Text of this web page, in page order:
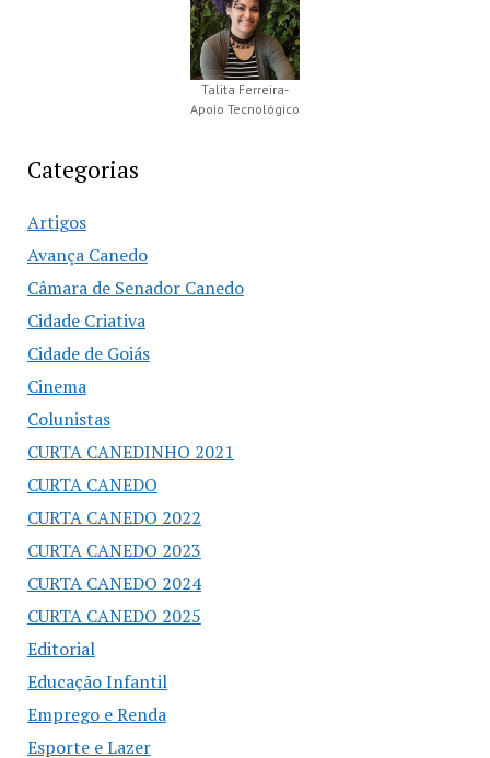
Talita Ferreira-
Apoio Tecnológico
Categorias
Artigos
Avança Canedo
Câmara de Senador Canedo
Cidade Criativa
Cidade de Goiás
Cinema
Colunistas
CURTA CANEDINHO 2021
CURTA CANEDO
CURTA CANEDO 2022
CURTA CANEDO 2023
CURTA CANEDO 2024
CURTA CANEDO 2025
Editorial
Educação Infantil
Emprego e Renda
Esporte e Lazer